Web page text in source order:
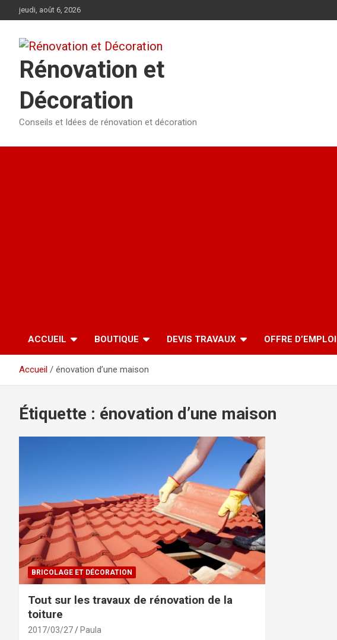
au
jeudi, août 6, 2026
Rénovation et
Décoration
Conseils et Idées de rénovation et décoration
ACCUEIL BOUTIQUE DEVIS TRAVAUX OFFRE D’EMPLOI
Accueil énovation d’une maison
Étiquette : énovation d’une maison
BRICOLAGE ET DÉCORATION
Tout sur les travaux de rénovation de la
toiture
2017/03/27 Paula